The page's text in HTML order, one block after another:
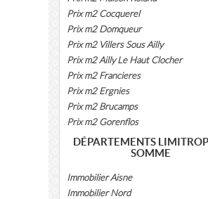
Prix m2 Cocquerel
Prix m2 Domqueur
Prix m2 Villers Sous Ailly
Prix m2 Ailly Le Haut Clocher
Prix m2 Francieres
Prix m2 Ergnies
Prix m2 Brucamps
Prix m2 Gorenflos
DÉPARTEMENTS
SOMME
Immobilier Aisne
Immobilier Nord